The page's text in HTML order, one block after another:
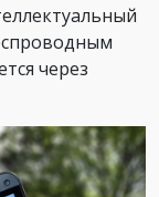
через